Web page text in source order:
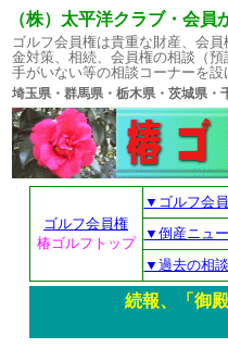
（株）太平洋クラブ・会
ゴルフ会員権は貴重な財産、会
金対策、相続、会員権の相談（
手がいない等の相談コーナーを
埼玉県・群馬県・栃木県・茨
ゴルフ会員権
椿ゴルフトップ
▼ゴルフ会
▼倒産ニュ
▼過去の相
続報、「御